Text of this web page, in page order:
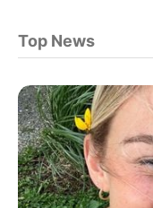
Top News